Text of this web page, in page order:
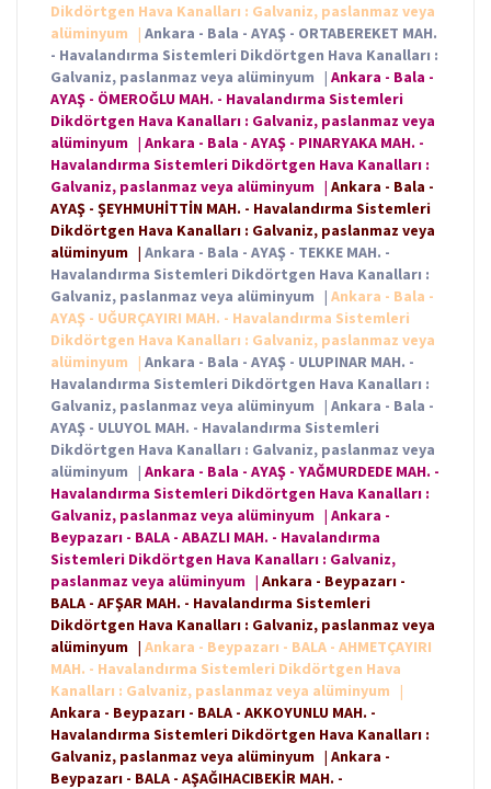
Dikdörtgen Hava Kanalları : Galvaniz, paslanmaz veya
alüminyum
| Ankara - Bala - AYAŞ - ORTABEREKET MAH.
- Havalandırma Sistemleri Dikdörtgen Hava Kanalları :
Galvaniz, paslanmaz veya alüminyum | Ankara - Bala -
AYAŞ - ÖMEROĞLU MAH. - Havalandırma Sistemleri
Dikdörtgen Hava Kanalları : Galvaniz, paslanmaz veya
alüminyum | Ankara - Bala - AYAŞ - PINARYAKA MAH. -
Havalandırma Sistemleri Dikdörtgen Hava Kanalları :
Galvaniz, paslanmaz veya alüminyum | Ankara - Bala -
AYAŞ - ŞEYHMUHİTTİN MAH. - Havalandırma Sistemleri
Dikdörtgen Hava Kanalları : Galvaniz, paslanmaz veya
alüminyum | Ankara - Bala - AYAŞ - TEKKE MAH. -
Havalandırma Sistemleri Dikdörtgen Hava Kanalları :
Galvaniz, paslanmaz veya alüminyum | Ankara - Bala -
AYAŞ - UĞURÇAYIRI MAH. - Havalandırma Sistemleri
Dikdörtgen Hava Kanalları : Galvaniz, paslanmaz veya
alüminyum
| Ankara - Bala - AYAŞ - ULUPINAR MAH. -
Havalandırma Sistemleri Dikdörtgen Hava Kanalları :
Galvaniz, paslanmaz veya alüminyum | Ankara - Bala -
AYAŞ - ULUYOL MAH. - Havalandırma Sistemleri
Dikdörtgen Hava Kanalları : Galvaniz, paslanmaz veya
alüminyum | Ankara - Bala - AYAŞ - YAĞMURDEDE MAH. -
Havalandırma Sistemleri Dikdörtgen Hava Kanalları :
Galvaniz, paslanmaz veya alüminyum | Ankara -
Beypazarı - BALA - ABAZLI MAH. - Havalandırma
Sistemleri Dikdörtgen Hava Kanalları : Galvaniz,
paslanmaz veya alüminyum | Ankara - Beypazarı -
BALA - AFŞAR MAH. - Havalandırma Sistemleri
Dikdörtgen Hava Kanalları : Galvaniz, paslanmaz veya
alüminyum | Ankara - Beypazarı - BALA - AHMETÇAYIRI
MAH. - Havalandırma Sistemleri Dikdörtgen Hava
Kanalları : Galvaniz, paslanmaz veya alüminyum
|
Ankara - Beypazarı - BALA - AKKOYUNLU MAH. -
Havalandırma Sistemleri Dikdörtgen Hava Kanalları :
Galvaniz, paslanmaz veya alüminyum | Ankara -
Beypazarı - BALA - AŞAĞIHACIBEKİR MAH. -